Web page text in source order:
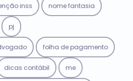
inss nome fantasia
pj
folha de pagamento
dicas contábil me